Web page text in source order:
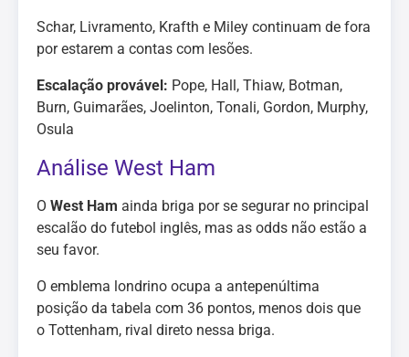
Schar, Livramento, Krafth e Miley continuam de fora
por estarem a contas com lesões.
Escalação provável: Pope, Hall, Thiaw, Botman,
Burn, Guimarães, Joelinton, Tonali, Gordon, Murphy,
Osula
Análise West Ham
O West Ham ainda briga por se segurar no principal
escalão do futebol inglês, mas as odds não estão a
seu favor.
O emblema londrino ocupa a antepenúltima
posição da tabela com 36 pontos, menos dois que
o Tottenham, rival direto nessa briga.